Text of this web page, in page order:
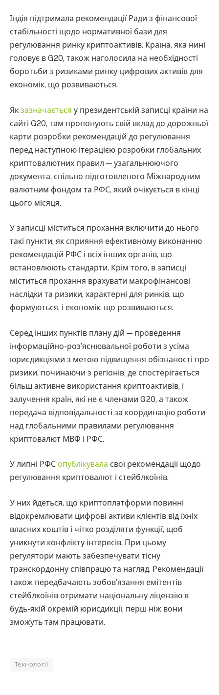
Індія підтримала рекомендації Ради з фінансової
стабільності щодо нормативної бази для
регулювання ринку криптоактивів. Країна, яка нині
головує в G20, також наголосила на необхідності
боротьби з ризиками ринку цифрових активів для
економік, що розвиваються.
Як зазначається у президентській записці країни на
сайті G20, там пропонують свій вклад до дорожньої
карти розробки рекомендацій до регулювання
перед наступною ітерацією розробки глобальних
криптовалютних правил — узагальнюючого
документа, спільно підготовленого Міжнародним
валютним фондом та РФС, який очікується в кінці
цього місяця.
У записці міститься прохання включити до нього
такі пункти, як сприяння ефективному виконанню
рекомендацій РФС і всіх інших органів, що
встановлюють стандарти. Крім того, в записці
міститься прохання врахувати макрофінансові
наслідки та ризики, характерні для ринків, що
формуються, і економік, що розвиваються.
Серед інших пунктів плану дій — проведення
інформаційно-роз’яснювальної роботи з усіма
юрисдикціями з метою підвищення обізнаності про
ризики, починаючи з регіонів, де спостерігається
більш активне використання криптоактивів, і
залучення країн, які не є членами G20, а також
передача відповідальності за координацію роботи
над глобальними правилами регулювання
криптовалют МВФ і РФС.
У липні РФС опублікувала свої рекомендації щодо
регулювання криптовалют і стейблкоїнів.
У них йдеться, що криптоплатформи повинні
відокремлювати цифрові активи клієнтів від їхніх
власних коштів і чітко розділяти функції, щоб
уникнути конфлікту інтересів. При цьому
регулятори мають забезпечувати тісну
транскордонну співпрацю та нагляд. Рекомендації
також передбачають зобов’язання емітентів
стейблкоїнів отримати національну ліцензію в
будь-якій окремій юрисдикції, перш ніж вони
зможуть там працювати.
Технології